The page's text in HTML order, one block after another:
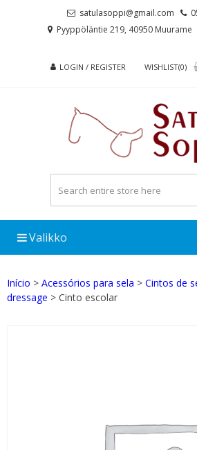
satulasoppi@gmail.com
Pyyppöläntie 219, 40950 Muurame
LOGIN / REGISTER WISHLIST(0)
Valikko
Início > Acessórios para sela > Cintos de
dressage > Cinto escolar